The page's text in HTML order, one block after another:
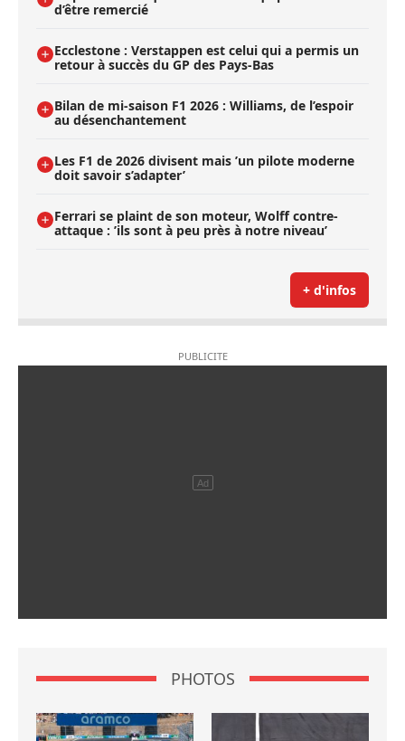
d’être remercié
Ecclestone : Verstappen est celui qui a permis un
retour à succès du GP des Pays-Bas
Bilan de mi-saison F1 2026 : Williams, de l’espoir
au désenchantement
Les F1 de 2026 divisent mais ’un pilote moderne
doit savoir s’adapter’
Ferrari se plaint de son moteur, Wolff contre-
attaque : ’ils sont à peu près à notre niveau’
+ d'infos
PHOTOS